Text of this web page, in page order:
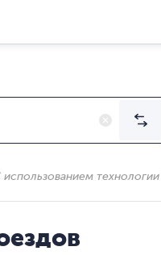
использованием